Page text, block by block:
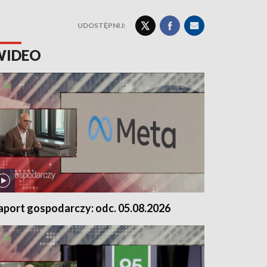
UDOSTĘPNIJ:
gospodarczy: odc. 05.08.2026